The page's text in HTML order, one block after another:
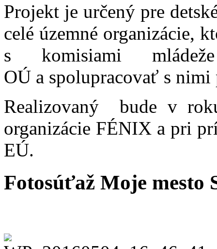
Projekt je určený pre
celé územné organizácie,
s komisiami
OÚ a spolupracovať s
Realizovaný bude v
organizácie FÉNIX a pri
EÚ.
Fotosúťaž Moje mesto